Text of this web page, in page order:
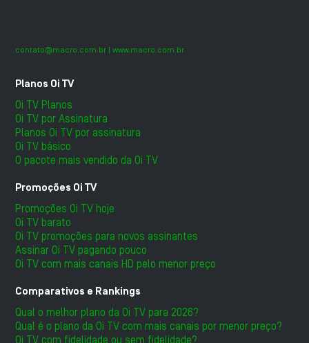
contato@macro.com.br | www.macro.com.br
Planos Oi TV
Oi TV Planos
Oi TV por Assinatura
Planos Oi TV por assinatura
Oi TV básico
O pacote mais vendido da Oi TV
Promoções Oi TV
Promoções Oi TV hoje
Oi TV barato
Oi TV promoções para novos assinantes
Assinar Oi TV pagando pouco
Oi TV com mais canais HD pelo menor preço
Comparativos e Rankings
Qual o melhor plano da Oi TV para 2026?
Qual é o plano da Oi TV com mais canais por menor preço?
Oi TV com fidelidade ou sem fidelidade?